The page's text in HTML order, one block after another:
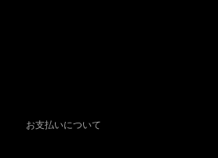
お支払いについて